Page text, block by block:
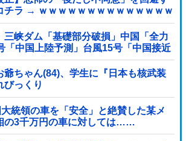
チラ → ｗｗｗｗｗｗｗｗｗｗｗｗｗｗ
三峡ダム「基礎部分破損」中国「全力
「中国上陸予測」台風15号「中国接近
風同時上陸！（穀物生産が壊滅危機」
爺ちゃん(84)、学生に『日本も核武装
びっくり
統領の車を「安全」と絶賛した某メ
の3千万円の車に対しては……